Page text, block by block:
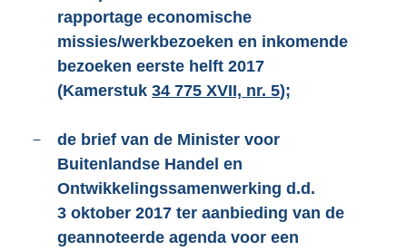
rapportage economische
missies/werkbezoeken en inkomende
bezoeken eerste helft 2017
(Kamerstuk 34 775 XVII, nr. 5);
–
de brief van de Minister voor
Buitenlandse Handel en
Ontwikkelingssamenwerking d.d.
3 oktober 2017 ter aanbieding van de
geannoteerde agenda voor een